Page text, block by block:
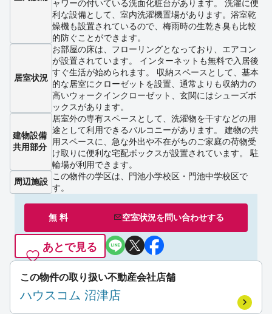
ャワーの付いている洗面化粧台があります。 洗濯に便
利な設備として、室内洗濯機置場があります。浴室乾
燥機も設置されているので、梅雨時の生乾き臭も比較
的防ぐことができます。
居室状況
お部屋の床は、フローリングとなっており、エアコン
が設置されています。 インターネットも無料で入居後
すぐ生活が始められます。 収納スペースとして、基本
的な居室にクローゼットを設置、通常よりも収納力の
高いウォークインクローゼット、玄関にはシューズボ
ックスがあります。
建物設備
共用部分
居室外の専有スペースとして、洗濯物を干すなどの用
途として利用できるバルコニーがあります。 建物の共
用スペースに、急な外出や不在がちのご家庭の荷物受
け取りに便利な宅配ボックスが設置されています。 駐
輪場が利用できます。
周辺施設
この物件の学区は、門池小学校区・門池中学校区で
す。
無 料 空室状況を問い合わせする
あとで見る
この物件の取り扱い不動産会社店舗
ハウスコム 沼津店